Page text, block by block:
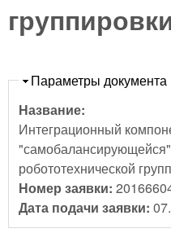
Скрыть
Параметры документа
Название:
Интеграционный
робототехнической
Номер заявки:
Дата подачи заявки: